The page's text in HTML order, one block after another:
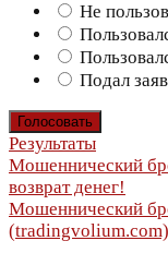
Не
Подал
Результаты
Навигация
по
записям
Мошеннический
возврат денег!
Мошеннический
(tradingvolium.com)